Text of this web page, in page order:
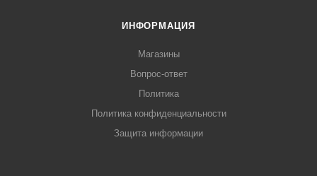
ИНФОРМАЦИЯ
Магазины
Вопрос-ответ
Политика
Политика конфиденциальности
Защита информации